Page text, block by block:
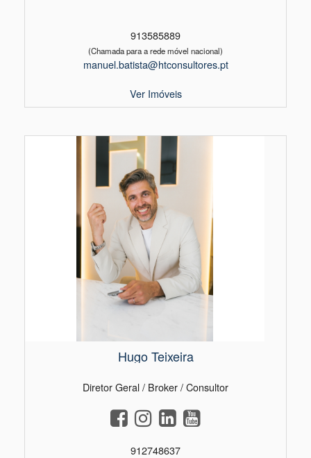
913585889
(Chamada para a rede móvel nacional)
manuel.batista@htconsultores.pt
Ver Imóveis
Hugo Teixeira
Diretor Geral / Broker / Consultor
912748637